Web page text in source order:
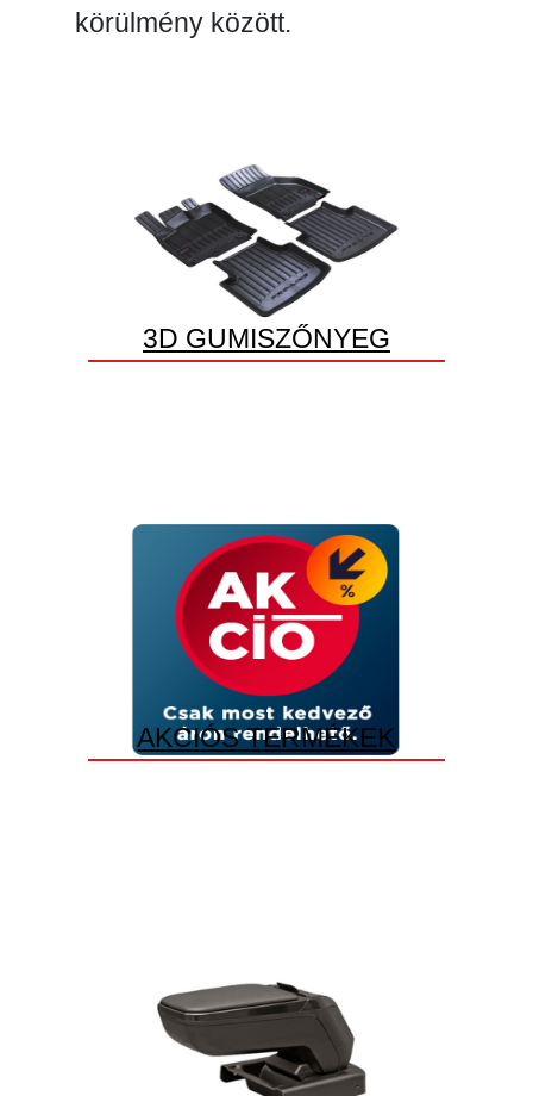
körülmény között.
3D GUMISZŐNYEG
AKCIÓS TERMÉKEK